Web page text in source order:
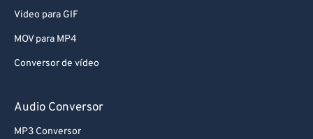
Video para GIF
MOV para MP4
Conversor de vídeo
Audio Conversor
MP3 Conversor